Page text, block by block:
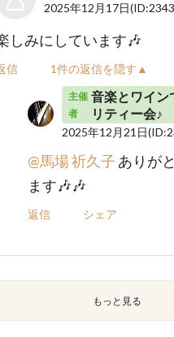
2025年12月17日
しみにしています🎶
信 1件の返信を隠す▲
主催
者
音楽とワイン
リティー会♪
2025年12月21日
@馬場 祈久子 ありが
ます🎶🎶
返信 シェア
もっと見る